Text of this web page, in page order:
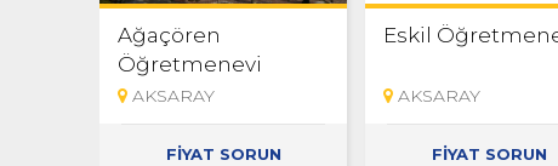
Ağaçören
Öğretmenevi
AKSARAY
FİYAT SORUN
Eskil
AKSARAY
FİYAT SORUN